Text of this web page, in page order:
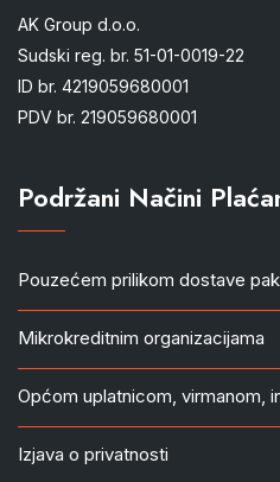
AK Group d.o.o.
Sudski reg. br. 51-01-0019-22
ID br. 4219059680001
PDV br. 219059680001
Podržani Načini
Pouzećem prilikom dostave
Mikrokreditnim organizacijama
Općom uplatnicom, virmanom,
Izjava o privatnosti